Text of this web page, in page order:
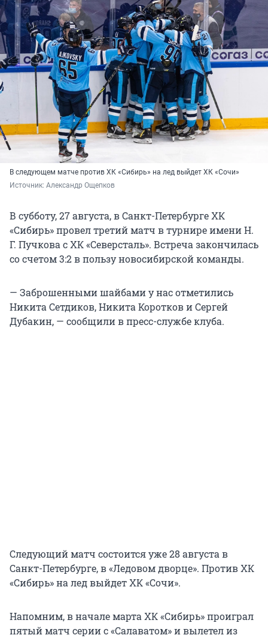
В следующем матче против ХК «Сибирь» на лед выйдет ХК «Сочи»
Источник: Александр Ощепков
В субботу, 27 августа, в Санкт-Петербурге ХК
«Сибирь» провел третий матч в турнире имени Н.
Г. Пучкова с ХК «Северсталь». Встреча закончилась
со счетом 3:2 в пользу новосибирской команды.
— Заброшенными шайбами у нас отметились
Никита Сетдиков, Никита Коротков и Сергей
Дубакин, — сообщили в пресс-службе клуба.
Следующий матч состоится уже 28 августа в
Санкт-Петербурге, в «Ледовом дворце». Против ХК
«Сибирь» на лед выйдет ХК «Сочи».
Напомним, в начале марта ХК «Сибирь» проиграл
пятый матч серии с «Салаватом» и вылетел из